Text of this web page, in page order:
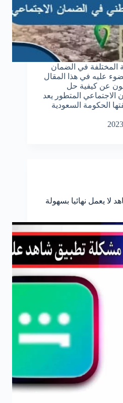
المختلفة في الضمان
عليه في هذا المقال
عن كيفية حل
المتطور يعد
الحكومة السعودية
يعمل نهائيا بسهولة